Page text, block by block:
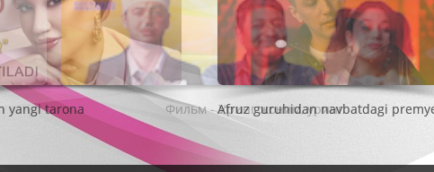
Фильм - Уринг жоним, уринг